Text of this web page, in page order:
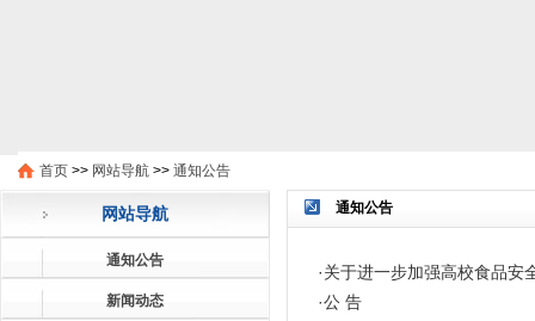
首页 >> 网站导航 >> 通知公告
网站导航
通知公告
新闻动态
通知公告
·关于进一步加强高校食品安
·公 告